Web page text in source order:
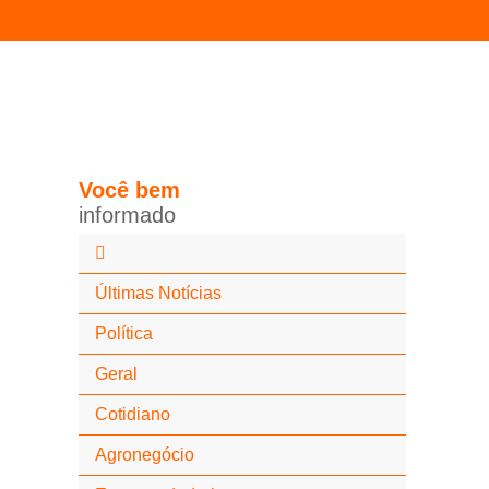
Você bem
informado
Últimas Notícias
Política
Geral
Cotidiano
Agronegócio